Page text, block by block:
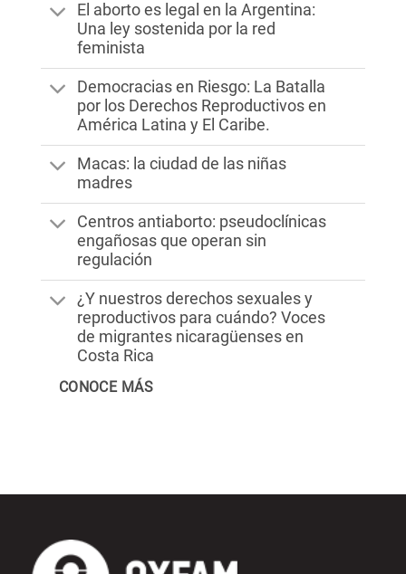
El aborto es legal en la Argentina:
Una ley sostenida por la red
feminista
Democracias en Riesgo: La Batalla
por los Derechos Reproductivos en
América Latina y El Caribe.
Macas: la ciudad de las niñas
madres
Centros antiaborto: pseudoclínicas
engañosas que operan sin
regulación
¿Y nuestros derechos sexuales y
reproductivos para cuándo? Voces
de migrantes nicaragüenses en
Costa Rica
CONOCE MÁS